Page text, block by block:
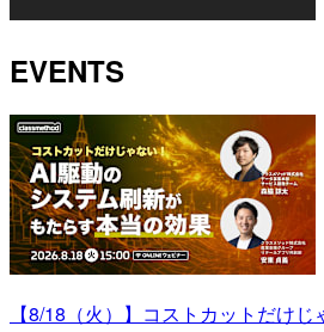
EVENTS
【8/18（火）】コストカットだけ